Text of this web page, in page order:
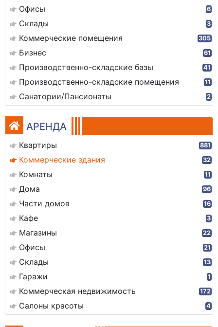
Офисы 6
Склады 3
Коммерческие помещения 305
Бизнес 61
Производственно-складские базы 41
Производственно-складские помещения 11
Санатории/Пансионаты 2
АРЕНДА
Квартиры 881
Коммерческие здания 32
Комнаты 11
Дома 96
Части домов 16
Кафе 3
Магазины 22
Офисы 21
Склады 13
Гаражи 1
Коммерческая недвижимость 172
Салоны красоты 4